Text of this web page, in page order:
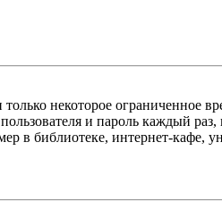
некоторое ограниченное
и пароль каждый
в библиотеке, интернет-кафе,